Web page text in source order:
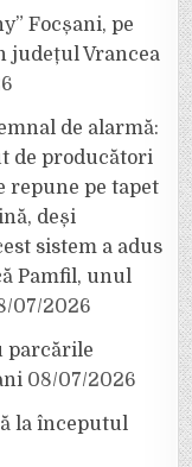
Focșani, pe
județul Vrancea
de alarmă:
de producători
repune pe tapet
deși
sistem a adus
Pamfil, unul
07/2026
parcările
08/07/2026
la începutul